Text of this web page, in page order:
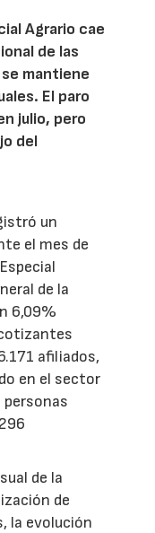
Agrario cae
de las
mantiene
El paro
julio, pero
del
un
el mes de
de la
6,09%
afiliados,
en el sector
de la
de
la evolución